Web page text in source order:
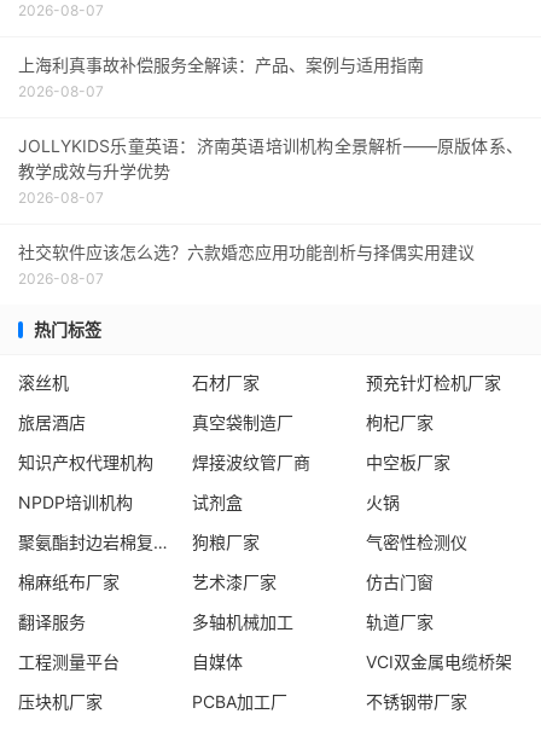
2026-08-07
上海利真事故补偿服务全解读：产品、案例与适用指南
2026-08-07
JOLLYKIDS乐童英语：济南英语培训机构全景解析——原版体系、
教学成效与升学优势
2026-08-07
社交软件应该怎么选？六款婚恋应用功能剖析与择偶实用建议
2026-08-07
热门标签
滚丝机 石材厂家
预充针灯检机厂家
旅居酒店
真空袋制造厂
枸杞厂家
知识产权代理机构
焊接波纹管厂商
中空板厂家
NPDP培训机构
试剂盒
火锅
聚氨酯封边岩棉复合板厂家
狗粮厂家
气密性检测仪
棉麻纸布厂家
艺术漆厂家
仿古门窗
翻译服务
多轴机械加工
轨道厂家
工程测量平台
自媒体
VCI双金属电缆桥架
压块机厂家
PCBA加工厂 不锈钢带厂家